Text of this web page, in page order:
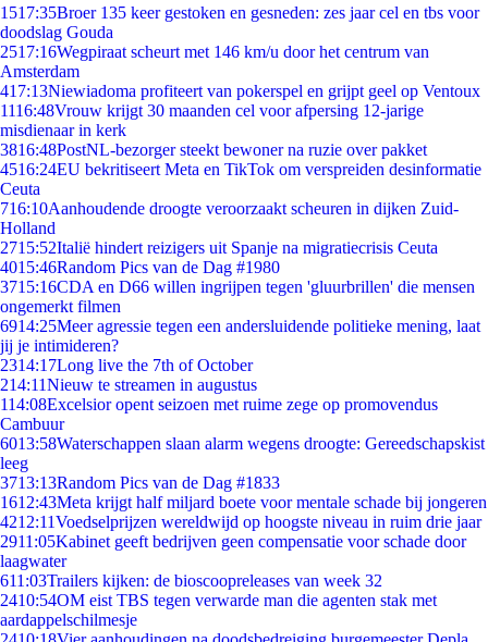
1517:35Broer 135 keer gestoken en gesneden: zes jaar cel en tbs voor
doodslag Gouda
2517:16Wegpiraat scheurt met 146 km/u door het centrum van
Amsterdam
417:13Niewiadoma profiteert van pokerspel en grijpt geel op Ventoux
1116:48Vrouw krijgt 30 maanden cel voor afpersing 12-jarige
misdienaar in kerk
3816:48PostNL-bezorger steekt bewoner na ruzie over pakket
4516:24EU bekritiseert Meta en TikTok om verspreiden desinformatie
Ceuta
716:10Aanhoudende droogte veroorzaakt scheuren in dijken Zuid-
Holland
2715:52Italië hindert reizigers uit Spanje na migratiecrisis Ceuta
4015:46Random Pics van de Dag #1980
3715:16CDA en D66 willen ingrijpen tegen 'gluurbrillen' die mensen
ongemerkt filmen
6914:25Meer agressie tegen een andersluidende politieke mening, laat
jij je intimideren?
2314:17Long live the 7th of October
214:11Nieuw te streamen in augustus
114:08Excelsior opent seizoen met ruime zege op promovendus
Cambuur
6013:58Waterschappen slaan alarm wegens droogte: Gereedschapskist
leeg
3713:13Random Pics van de Dag #1833
1612:43Meta krijgt half miljard boete voor mentale schade bij jongeren
4212:11Voedselprijzen wereldwijd op hoogste niveau in ruim drie jaar
2911:05Kabinet geeft bedrijven geen compensatie voor schade door
laagwater
611:03Trailers kijken: de bioscoopreleases van week 32
2410:54OM eist TBS tegen verwarde man die agenten stak met
aardappelschilmesje